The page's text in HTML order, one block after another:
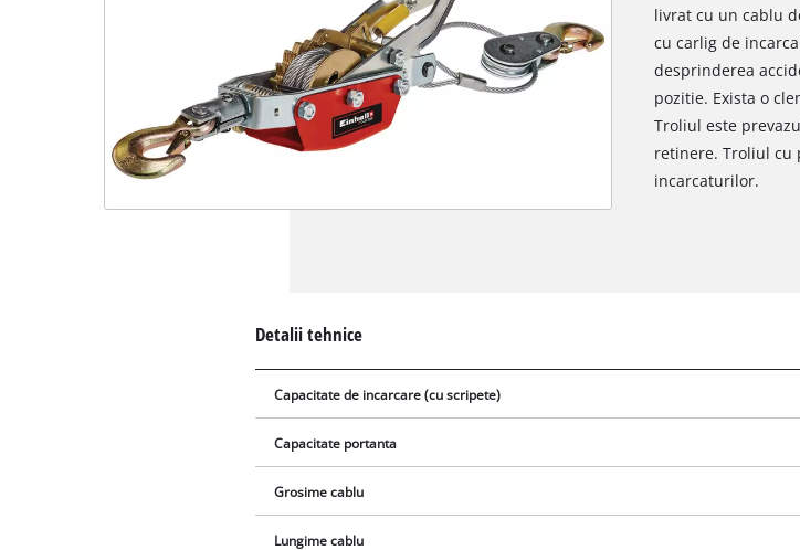
livrat cu un cablu
cu carlig de
desprinderea
pozitie. Exista o
Troliul este
retinere. Troliul cu
incarcaturilor.
Detalii tehnice
Capacitate de incarcare (cu scripete)
Capacitate portanta
Grosime cablu
Lungime cablu